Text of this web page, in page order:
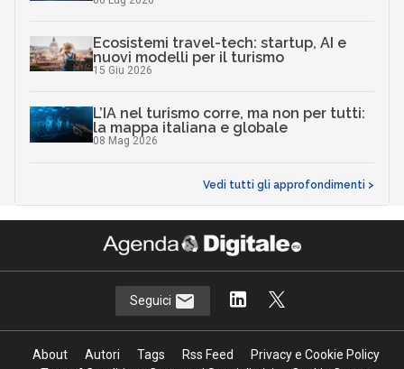
Ecosistemi travel-tech: startup, AI e
nuovi modelli per il turismo
15 Giu 2026
L’IA nel turismo corre, ma non per tutti:
la mappa italiana e globale
08 Mag 2026
Vedi tutti gli approfondimenti >
Seguici
About Autori Tags Rss Feed
Privacy e Cookie Policy